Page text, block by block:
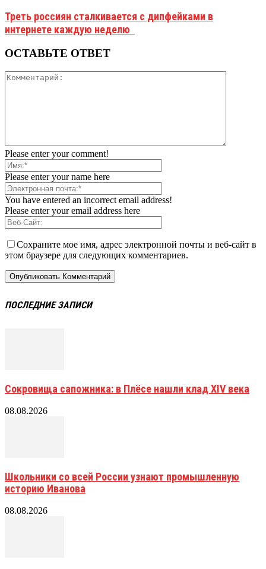
Треть россиян сталкивается с дипфейками в
интернете каждую неделю
ОСТАВЬТЕ ОТВЕТ
Please enter your comment!
Please enter your name here
You have entered an incorrect email address!
Please enter your email address here
Сохраните мое имя, адрес электронной почты и веб-сайт в
этом браузере для следующих комментариев.
ПОСЛЕДНИЕ ЗАПИСИ
Сокровища сапожника: в Плёсе нашли клад XIV века
08.08.2026
Школьники со всей России узнают промышленную
историю Иванова
08.08.2026